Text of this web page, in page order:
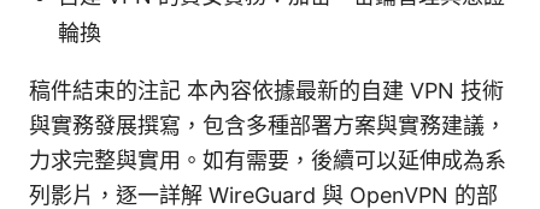
輪換
稿件結束的注記 本內容依據最新的自建 VPN 技術
與實務發展撰寫，包含多種部署方案與實務建議，
力求完整與實用。如有需要，後續可以延伸成為系
列影片，逐一詳解 WireGuard 與 OpenVPN 的部